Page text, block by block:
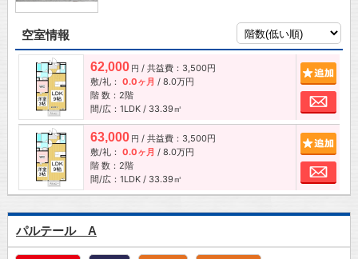
空室情報
62,000 円 / 共益費：3,500円
敷/礼： 0.0ヶ月 / 8.0万円
階 数：2階
間/広：1LDK / 33.39㎡
お
63,000 円 / 共益費：3,500円
敷/礼： 0.0ヶ月 / 8.0万円
階 数：2階
間/広：1LDK / 33.39㎡
お
パルテール A